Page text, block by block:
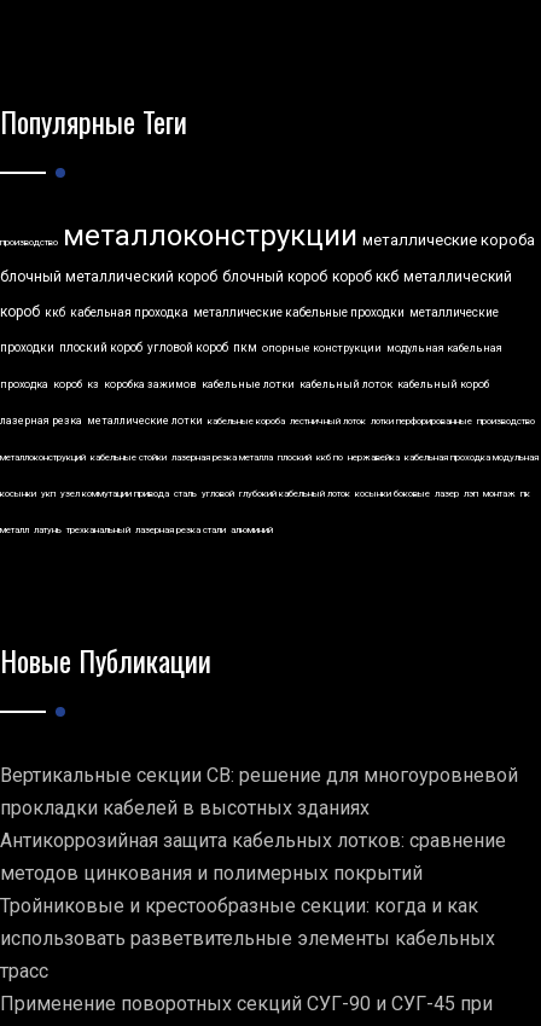
Популярные Теги
производство металлоконструкции металлические короба
блочный металлический короб блочный короб короб ккб металлический
короб ккб кабельная проходка металлические кабельные проходки металлические
проходки плоский короб угловой короб пкм опорные конструкции модульная кабельная
проходка короб кз коробка зажимов кабельные лотки кабельный лоток кабельный короб
лазерная резка металлические лотки кабельные короба лестничный лоток лотки перфорированные производство
металлоконструкций кабельные стойки лазерная резка металла плоский ккб по нержавейка кабельная проходка модульная
косынки укп узел коммутации привода сталь угловой глубокий кабельный лоток косынки боковые лазер лэп монтаж пк
металл латунь трехканальный лазерная резка стали алюминий
Новые Публикации
Вертикальные секции СВ: решение для многоуровневой
прокладки кабелей в высотных зданиях
Антикоррозийная защита кабельных лотков: сравнение
методов цинкования и полимерных покрытий
Тройниковые и крестообразные секции: когда и как
использовать разветвительные элементы кабельных
трасс
Применение поворотных секций СУГ-90 и СУГ-45 при